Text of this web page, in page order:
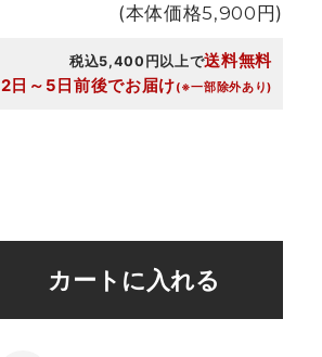
(本体価格5,900円)
税込5,400円以上で送料無料
2日～5日前後でお届け(※一部除外あり)